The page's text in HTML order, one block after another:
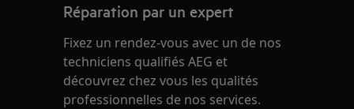
Réparation par un expert
Fixez un rendez-vous avec un de nos
techniciens qualifiés AEG et
découvrez chez vous les qualités
professionnelles de nos services.